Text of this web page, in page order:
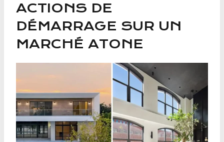
ACTIONS DE
DÉMARRAGE SUR UN
MARCHÉ ATONE